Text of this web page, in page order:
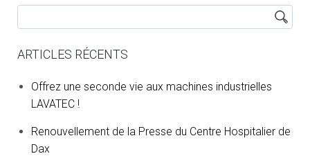
ARTICLES RÉCENTS
Offrez une seconde vie aux machines industrielles
LAVATEC !
Renouvellement de la Presse du Centre Hospitalier de
Dax